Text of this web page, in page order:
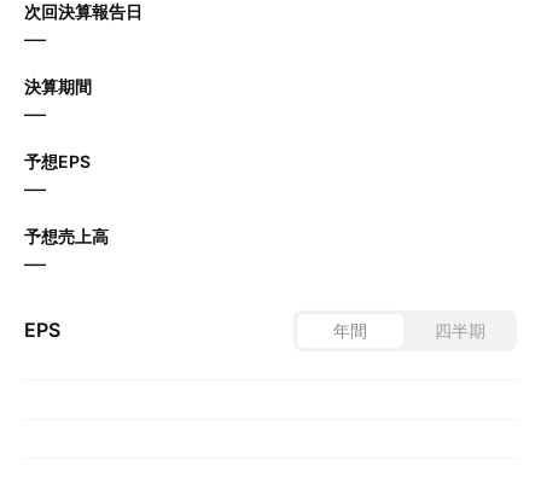
次回決算報告日
—
決算期間
—
予想EPS
—
予想売上高
—
EPS 年間 四半期